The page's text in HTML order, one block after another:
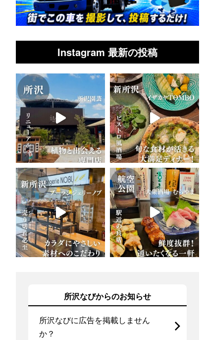
Instagram 最新の投稿
所沢なびからのお知らせ
所沢なびに広告を掲載しません
か？